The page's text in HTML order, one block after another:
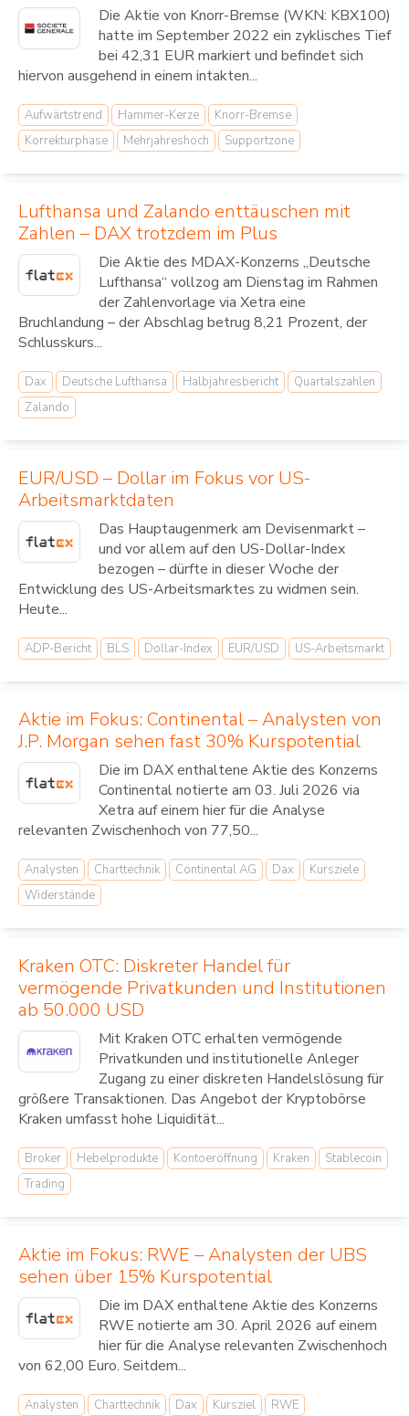
Die Aktie von Knorr-Bremse (WKN: KBX100)
hatte im September 2022 ein zyklisches Tief
bei 42,31 EUR markiert und befindet sich
hiervon ausgehend in einem intakten...
Aufwärtstrend Hammer-Kerze
Knorr-Bremse
Korrekturphase
Mehrjahreshoch Supportzone
Lufthansa und Zalando enttäuschen mit
Zahlen – DAX trotzdem im Plus
Die Aktie des MDAX-Konzerns „Deutsche
Lufthansa“ vollzog am Dienstag im Rahmen
der Zahlenvorlage via Xetra eine
Bruchlandung – der Abschlag betrug 8,21 Prozent, der
Schlusskurs...
Dax Deutsche Lufthansa Halbjahresbericht
Quartalszahlen
Zalando
EUR/USD – Dollar im Fokus vor US-
Arbeitsmarktdaten
Das Hauptaugenmerk am Devisenmarkt –
und vor allem auf den US-Dollar-Index
bezogen – dürfte in dieser Woche der
Entwicklung des US-Arbeitsmarktes zu widmen sein.
Heute...
ADP-Bericht BLS Dollar-Index EUR/USD US-Arbeitsmarkt
Aktie im Fokus: Continental – Analysten von
J.P. Morgan sehen fast 30% Kurspotential
Die im DAX enthaltene Aktie des Konzerns
Continental notierte am 03. Juli 2026 via
Xetra auf einem hier für die Analyse
relevanten Zwischenhoch von 77,50...
Analysten Charttechnik Continental AG Dax
Kursziele
Widerstände
Kraken OTC: Diskreter Handel für
vermögende Privatkunden und Institutionen
ab 50.000 USD
Mit Kraken OTC erhalten vermögende
Privatkunden und institutionelle Anleger
Zugang zu einer diskreten Handelslösung für
größere Transaktionen. Das Angebot der Kryptobörse
Kraken umfasst hohe Liquidität...
Broker Hebelprodukte Kontoeröffnung Kraken
Stablecoin
Trading
Aktie im Fokus: RWE – Analysten der UBS
sehen über 15% Kurspotential
Die im DAX enthaltene Aktie des Konzerns
RWE notierte am 30. April 2026 auf einem
hier für die Analyse relevanten Zwischenhoch
von 62,00 Euro. Seitdem...
Analysten Charttechnik Dax Kursziel RWE